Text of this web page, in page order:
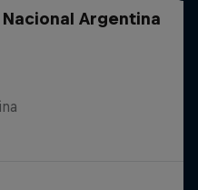
Argentina